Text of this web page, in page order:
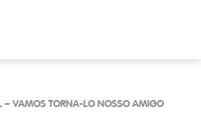
– VAMOS TORNA-LO NOSSO AMIGO